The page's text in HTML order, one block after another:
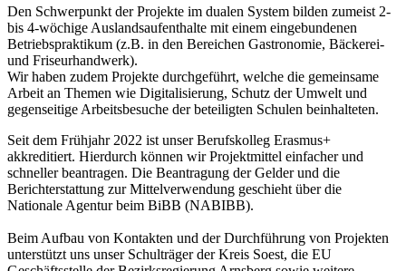
Den Schwerpunkt der Projekte im dualen System bilden zumeist 2-
bis 4-wöchige Auslandsaufenthalte mit einem eingebundenen
Betriebspraktikum (z.B. in den Bereichen Gastronomie, Bäckerei-
und Friseurhandwerk).
Wir haben zudem Projekte durchgeführt, welche die gemeinsame
Arbeit an Themen wie Digitalisierung, Schutz der Umwelt und
gegenseitige Arbeitsbesuche der beteiligten Schulen beinhalteten.
Seit dem Frühjahr 2022 ist unser Berufskolleg Erasmus+
akkreditiert. Hierdurch können wir Projektmittel einfacher und
schneller beantragen. Die Beantragung der Gelder und die
Berichterstattung zur Mittelverwendung geschieht über die
Nationale Agentur beim BiBB (NABIBB).
Beim Aufbau von Kontakten und der Durchführung von Projekten
unterstützt uns unser Schulträger der Kreis Soest, die EU